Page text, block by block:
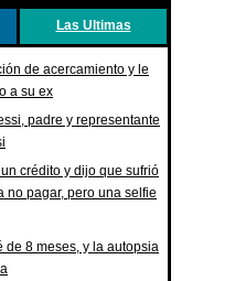
Las Ultimas
de acercamiento y le
a su ex
padre y representante
crédito y dijo que sufrió
no pagar, pero una selfie
de 8 meses, y la autopsia